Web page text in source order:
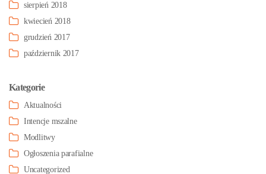
sierpień 2018
kwiecień 2018
grudzień 2017
październik 2017
Kategorie
Aktualności
Intencje mszalne
Modlitwy
Ogłoszenia parafialne
Uncategorized